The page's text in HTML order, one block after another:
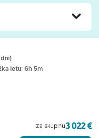
letu: 6h 5m
za skupinu3 022 €